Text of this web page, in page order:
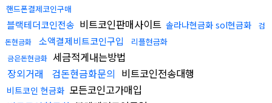
핸드폰결제코인구매
블랙테더코인전송 비트코인판매사이트 솔라나현금화 sol현금화
검
돈현금화
소액결제비트코인구입 리플현금화
금은돈현금화 세금적게내는방법
장외거래
검돈현금화문의 비트코인전송대행
비트코인 현금화 모든코인고가매입